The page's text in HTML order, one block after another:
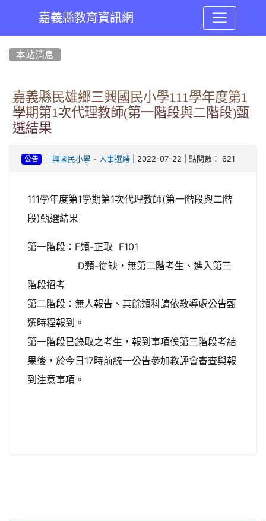
嘉義縣教育資訊網
本站消息
嘉義縣民雄鄉三興國民小學111學年度第1
學期第1次代理教師(第一階段與二階段)甄
選結果
公告 三興國民小學- 人事選聘| 2022-07-22 | 點閱數： 621
111學年度第1學期第1次代理教師(第一階段與二階
段)甄選結果
第一階段：F類-正取 F101
D類-從缺，無第二階考生、進入第三
階段招考
第二階段：無人報告、其餘類科請依教導處公告甄
選時程報到。
第一階段已錄取之考生，報到事項俟第三階段考結
果後，於今日17時前統一公告參加教評會審查與報
到注意事項。